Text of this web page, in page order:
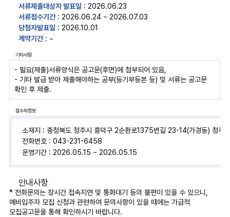
서류제출대상자 발표일 : 2026.06.23
서류접수기간: 2026.06.24 ~ 2026.07.03
당첨자발표일 : 2026.10.01
계약기간: ~
기타사항
- 필요(제출)서류양식은 공고문(후면)에 첨부되어 있음,
- 기타 발급 받아 제출해야하는 공부(등기부등본 등) 및 서류는 공고문
확인 후 제출.
접수처정보
소재지 : 충청북도 청주시 흥덕구 2순환로1375번길 23-14(가경동) 청주
전화번호 : 043-231-6458
운영기간 : 2026.05.15 ~ 2026.05.15
안내사항
* 전화문의는 장시간 접속지연 및 통화대기 등의 불편이 있을 수 있으니,
예비입주자 모집 신청과 관련하여 문의사항이 있을 때에는 가급적
모집공고문을 통해 확인하시기 바랍니다.